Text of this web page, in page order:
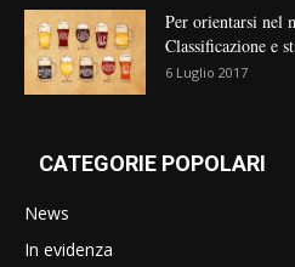
Per orientarsi nel
Classificazione e
6 Luglio 2017
CATEGORIE POPOLARI
News
In evidenza